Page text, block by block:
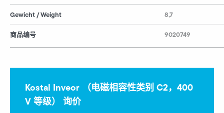
Gewicht / Weight
商品编号
8,7
9020749
Kostal Inveor （电磁相容性类别 C2，400
V 等级） 询价